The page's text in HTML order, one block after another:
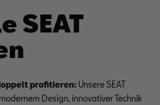
SEAT
profitieren: Unsere SEAT
Design, innovativer Technik